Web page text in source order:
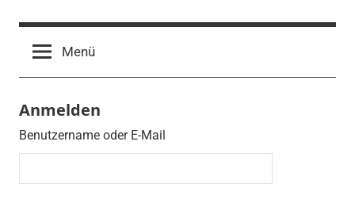
Menü
Anmelden
Benutzername oder E-Mail